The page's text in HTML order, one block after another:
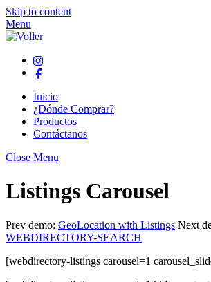
Skip to content
Menu
Inicio
¿Dónde Comprar?
Productos
Contáctanos
Close Menu
Listings Carousel
Prev demo: GeoLocation with Listings Next
WEBDIRECTORY-SEARCH
[webdirectory-listings carousel=1